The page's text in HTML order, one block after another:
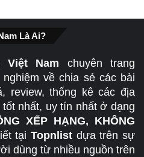
Là Ai?
Việt Nam chuyên trang
về chia sẻ các bài
review, thống kê các địa
nhất, uy tín nhất ở dạng
XẾP HẠNG, KHÔNG
tạiTopnlist dựa trên sự
dùng từ nhiều nguồn trên